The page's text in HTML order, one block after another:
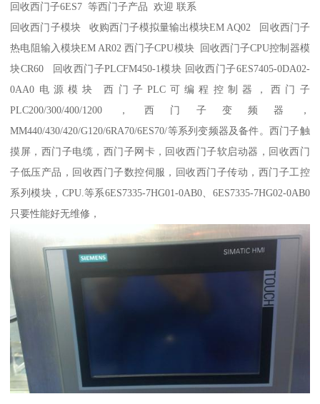
回收西门子6ES7 等西门子产品 欢迎 联系
回收西门子模块 收购西门子模拟量输出模块EM AQ02 回收西门子
热电阻输入模块EM AR02 西门子CPU模块 回收西门子CPU控制器模
块CR60 回收西门子PLCFM450-1模块 回收西门子6ES7405-0DA02-
0AA0电源模块 西门子PLC可编程控制器，西门子
PLC200/300/400/1200，西门子变频器，
MM440/430/420/G120/6RA70/6ES70/等系列变频器及备件。西门子触
摸屏，西门子电缆，西门子网卡，回收西门子软启动器，回收西门
子低压产品，回收西门子数控伺服，回收西门子传动，西门子工控
系列模块，CPU.等系6ES7335-7HG01-0AB0、6ES7335-7HG02-0AB0
只要性能好无维修，